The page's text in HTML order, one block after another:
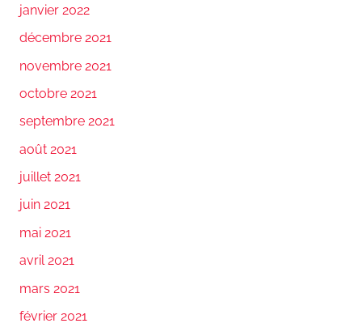
janvier 2022
décembre 2021
novembre 2021
octobre 2021
septembre 2021
août 2021
juillet 2021
juin 2021
mai 2021
avril 2021
mars 2021
février 2021